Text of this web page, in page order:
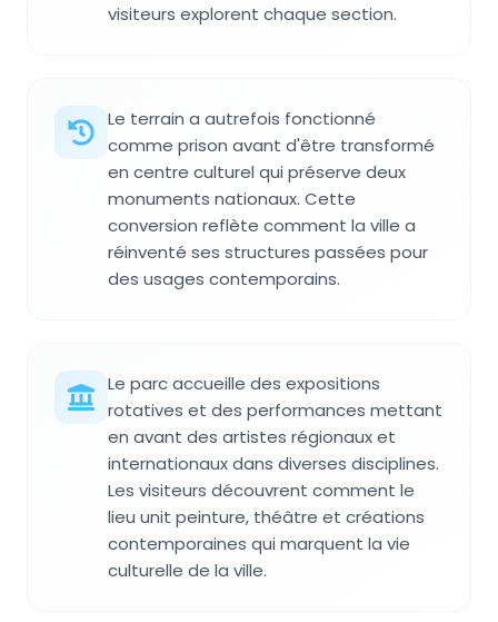
visiteurs explorent chaque section.
Le terrain a autrefois fonctionné
comme prison avant d'être transformé
en centre culturel qui préserve deux
monuments nationaux. Cette
conversion reflète comment la ville a
réinventé ses structures passées pour
des usages contemporains.
Le parc accueille des expositions
rotatives et des performances mettant
en avant des artistes régionaux et
internationaux dans diverses disciplines.
Les visiteurs découvrent comment le
lieu unit peinture, théâtre et créations
contemporaines qui marquent la vie
culturelle de la ville.